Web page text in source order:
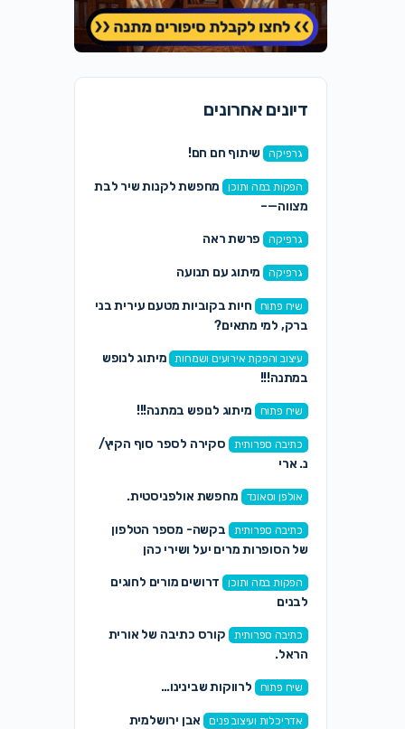
דיונים אחרונים
גרפיקה שיתוף חם חם!
הפקות במה ותוכן
מחפשת לקנות שיר לבת
מצווה—–
גרפיקה פרשת ראה
גרפיקה מיתוג עם תנועה
שיח פתוח
חיות בקוביות מטעם עירית בני
ברק, למי מתאים?
עיצוב והפקת אירועים ושמחות
מיתוג לנופש
במתנה!!!
שיח פתוח מיתוג לנופש במתנה!!!
כתיבה ספרותית
סקירה לספר סוף הקיץ/
נ. ארי
אולפן וסאונד מחפשת אולפניסטית.
כתיבה ספרותית
בקשה- מספר הטלפון
של הסופרות מרים יעל ושירי כהן
הפקות במה ותוכן
דרושים מורים לחוגים
לבנים
כתיבה ספרותית
קורס כתיבה של אורית
הראל.
שיח פתוח לרווקות שבינינו…
אדריכלות ועיצוב פנים
אבן ירושלמית